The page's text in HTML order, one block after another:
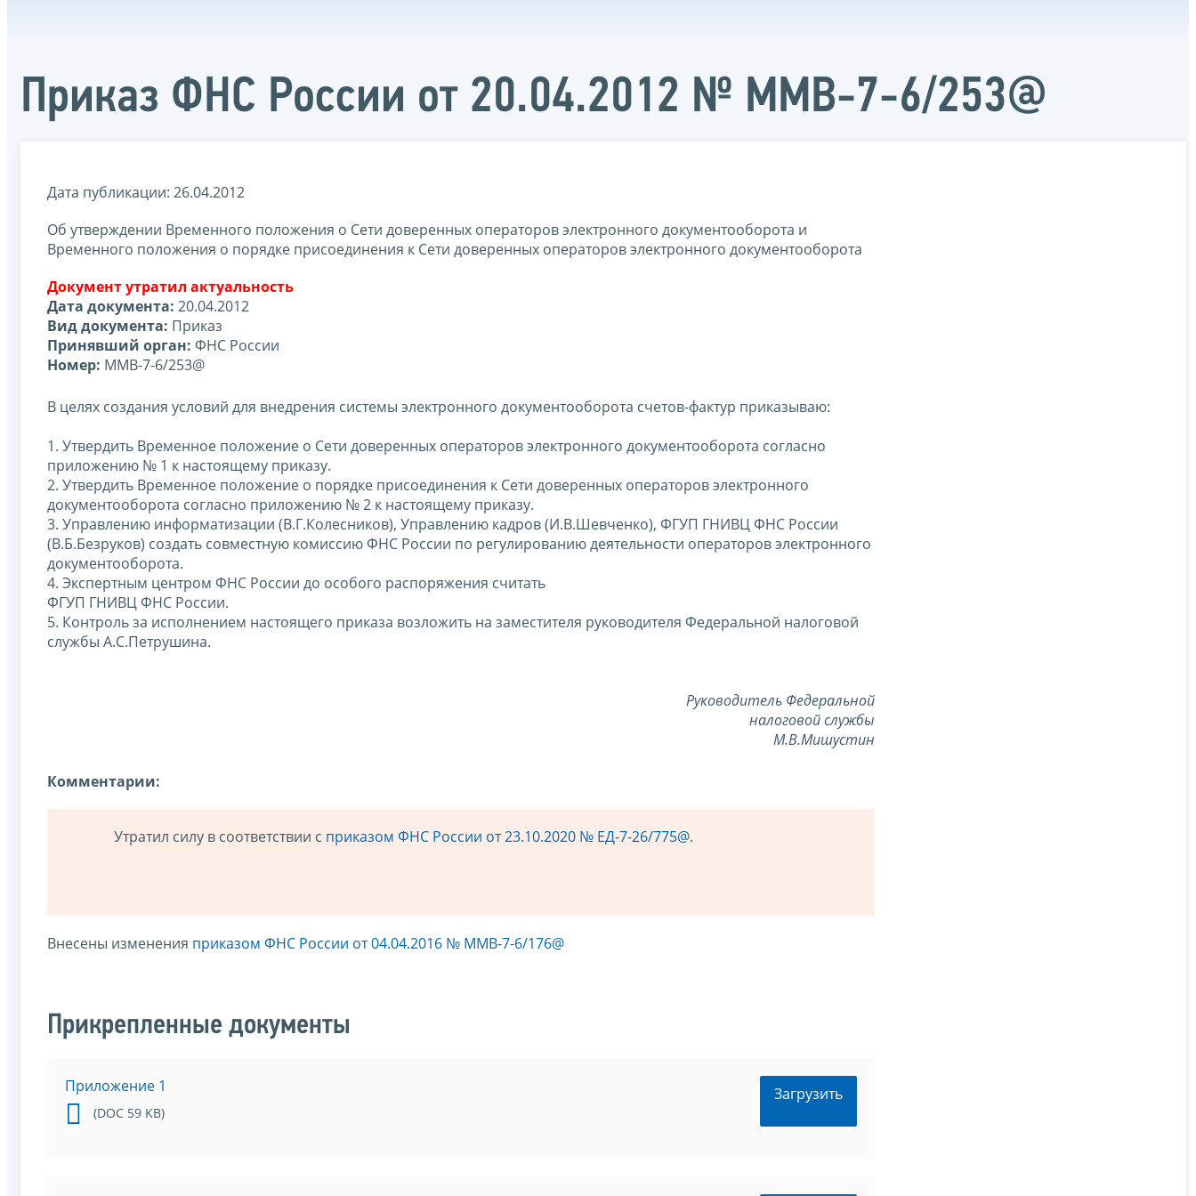
Приказ ФНС России от 20.04.2012 № ММВ-7-6/253@
Дата публикации: 26.04.2012
Об утверждении Временного положения о Сети доверенных операторов электронного документооборота и
Временного положения о порядке присоединения к Сети доверенных операторов электронного документооборота
Документ утратил актуальность
Дата документа: 20.04.2012
Вид документа: Приказ
Принявший орган: ФНС России
Номер: ММВ-7-6/253@
В целях создания условий для внедрения системы электронного документооборота счетов-фактур приказываю:
1. Утвердить Временное положение о Сети доверенных операторов электронного документооборота согласно
приложению № 1 к настоящему приказу.
2. Утвердить Временное положение о порядке присоединения к Сети доверенных операторов электронного
документооборота согласно приложению № 2 к настоящему приказу.
3. Управлению информатизации (В.Г.Колесников), Управлению кадров (И.В.Шевченко), ФГУП ГНИВЦ ФНС России
(В.Б.Безруков) создать совместную комиссию ФНС России по регулированию деятельности операторов электронного
документооборота.
4. Экспертным центром ФНС России до особого распоряжения считать
ФГУП ГНИВЦ ФНС России.
5. Контроль за исполнением настоящего приказа возложить на заместителя руководителя Федеральной налоговой
службы А.С.Петрушина.
Руководитель Федеральной
налоговой службы
М.В.Мишустин
Комментарии:
Утратил силу в соответствии с приказом ФНС России от 23.10.2020 № ЕД-7-26/775@.
Внесены изменения приказом ФНС России от 04.04.2016 № ММВ-7-6/176@
Прикрепленные документы
Приложение 1
(DOC 59 KB)
Загрузить